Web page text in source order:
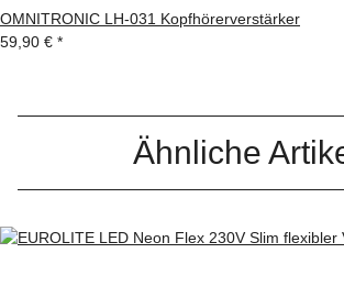
OMNITRONIC LH-031 Kopfhörerverstärker
59,90 € *
Ähnliche